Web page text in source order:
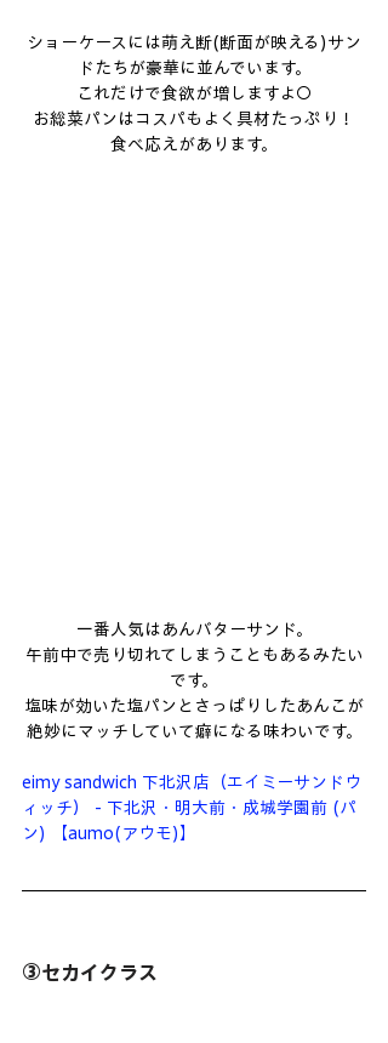
ショーケースには萌え断(断面が映える)サン
ドたちが豪華に並んでいます。
これだけで食欲が増しますよ〇
お総菜パンはコスパもよく具材たっぷり！
食べ応えがあります。
一番人気はあんバターサンド。
午前中で売り切れてしまうこともあるみたい
です。
塩味が効いた塩パンとさっぱりしたあんこが
絶妙にマッチしていて癖になる味わいです。
eimy sandwich 下北沢店（エイミーサンドウ
ィッチ） - 下北沢・明大前・成城学園前 (パ
ン) 【aumo(アウモ)】
③セカイクラス